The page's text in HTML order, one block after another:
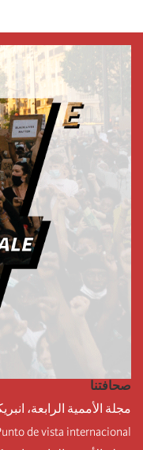
صحافتنا
مجلة الأممية الرابعة،
de vista internacional